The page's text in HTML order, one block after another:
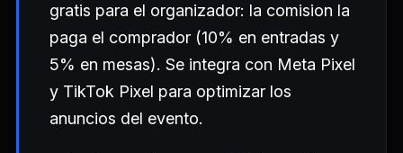
gratis para el organizador: la comision la
paga el comprador (10% en entradas y
5% en mesas). Se integra con Meta Pixel
y TikTok Pixel para optimizar los
anuncios del evento.